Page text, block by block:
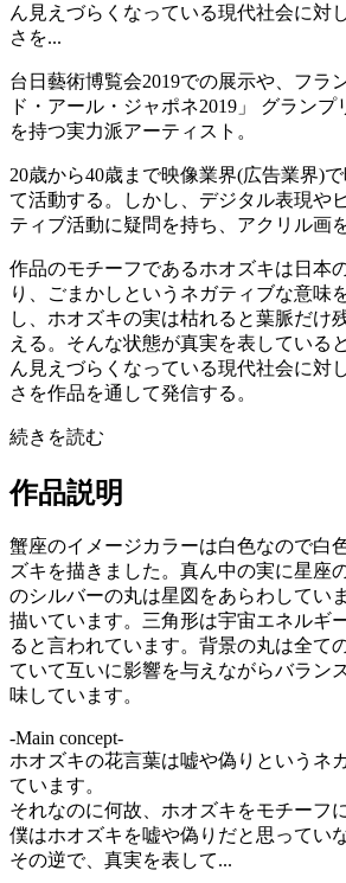
ん見えづらくなっている現代社会に対
さを...
台日藝術博覧会2019での展示や、フラ
ド・アール・ジャポネ2019」 グラン
を持つ実力派アーティスト。
20歳から40歳まで映像業界(広告業界)
て活動する。しかし、デジタル表現や
ティブ活動に疑問を持ち、アクリル画
作品のモチーフであるホオズキは⽇本
り、ごまかしというネガティブな意味
し、ホオズキの実は枯れると葉脈だけ
える。そんな状態が真実を表している
ん見えづらくなっている現代社会に対
さを作品を通して発信する。
続きを読む
作品説明
蟹座のイメージカラーは白色なので白
ズキを描きました。真ん中の実に星座
のシルバーの丸は星図をあらわしてい
描いています。三角形は宇宙エネルギ
ると言われています。背景の丸は全て
ていて互いに影響を与えながらバラン
味しています。
-Main concept-
ホオズキの花言葉は嘘や偽りというネ
ています。
それなのに何故、ホオズキをモチーフ
僕はホオズキを嘘や偽りだと思ってい
その逆で、真実を表して...